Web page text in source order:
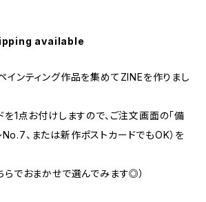
available
インティング作品を集めてZINEを作りまし
を1点お付けしますので、ご注文画面の「備
No.7、または新作ポストカードでもOK）を
らでおまかせで選んでみます◎）